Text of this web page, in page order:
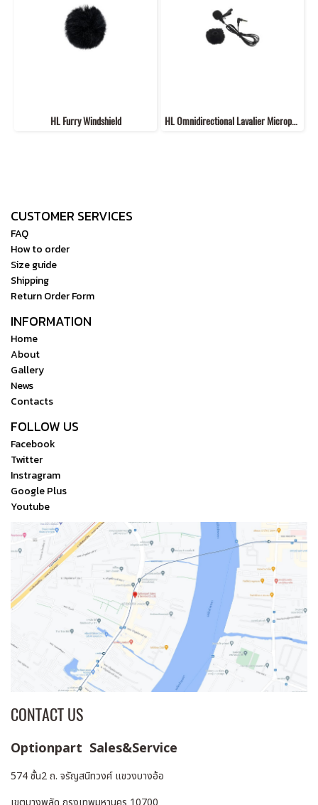
HL Furry Windshield HL Omnidirectional Lavalier Microphone
CUSTOMER SERVICES
FAQ
How to order
Size guide
Shipping
Return Order Form
INFORMATION
Home
About
Gallery
News
Contacts
FOLLOW US
Facebook
Twitter
Instragram
Google Plus
Youtube
CONTACT US
Optionpart Sales&Service
574 ชั้น2 ถ. จรัญสนิทวงศ์ แขวงบางอ้อ